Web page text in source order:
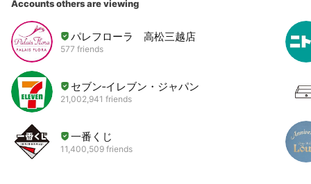
Accounts others are viewing
パレフローラ 高松三越店
577 friends
セブン‐イレブン・ジャパン
21,002,941 friends
一番くじ
11,400,509 friends